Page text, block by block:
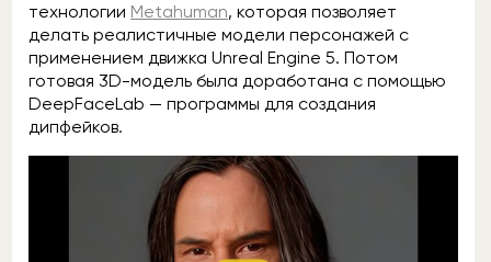
технологии Metahuman, которая позволяет
делать реалистичные модели персонажей с
применением движка Unreal Engine 5. Потом
готовая 3D-модель была доработана с помощью
DeepFaceLab — программы для создания
дипфейков.